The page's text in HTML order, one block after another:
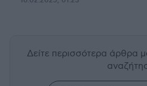
Δείτε περισσότερα άρθρα